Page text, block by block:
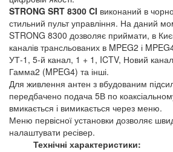
STRONG SRT 8300 CI виконаний в
стильний пульт управління. На даний
STRONG 8300 дозволяє приймати, в
каналів трансльованих в MPEG2 і
УТ-1, 5-й канал, 1 + 1, ICTV, Новий
Гамма2 (MPEG4) та інші.
Для живлення антен з вбудованим
передбачено подача 5В по
вмикається і вимикається через меню.
Меню первісної установки дозволяє
налаштувати ресівер.
Технічні характеристики: